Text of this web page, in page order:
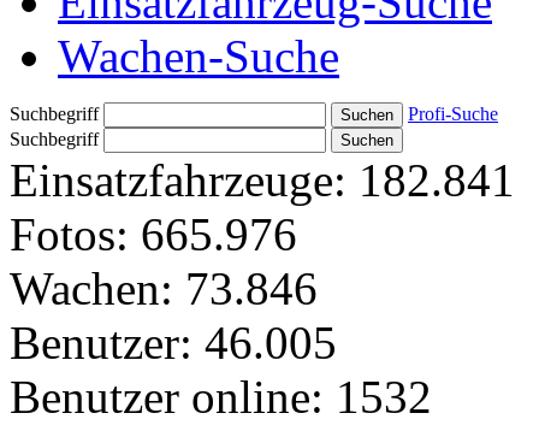
Wachen-Suche
Suchbegriff
Profi-Suche
Suchbegriff
Einsatzfahrzeuge: 182.841
Fotos: 665.976
Wachen: 73.846
Benutzer: 46.005
Benutzer online: 1532